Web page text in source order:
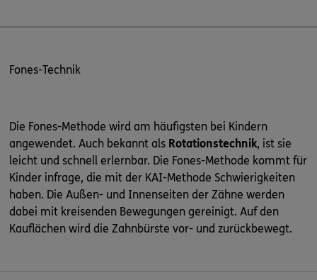
Fones-Technik
Die Fones-Methode wird am häufigsten bei Kindern
angewendet. Auch bekannt als Rotationstechnik, ist sie
leicht und schnell erlernbar. Die Fones-Methode kommt für
Kinder infrage, die mit der KAI-Methode Schwierigkeiten
haben. Die Außen- und Innenseiten der Zähne werden
dabei mit kreisenden Bewegungen gereinigt. Auf den
Kauflächen wird die Zahnbürste vor- und zurückbewegt.